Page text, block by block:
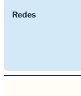
Redes